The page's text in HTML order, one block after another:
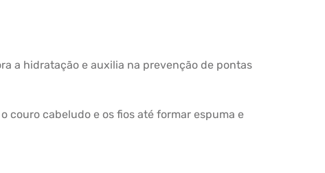
a hidratação e auxilia na prevenção de pontas
couro cabeludo e os fios até formar espuma e